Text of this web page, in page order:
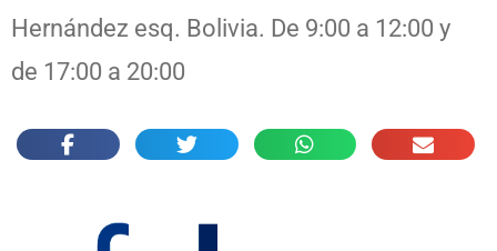
Hernández esq. Bolivia. De 9:00 a 12:00 y
de 17:00 a 20:00